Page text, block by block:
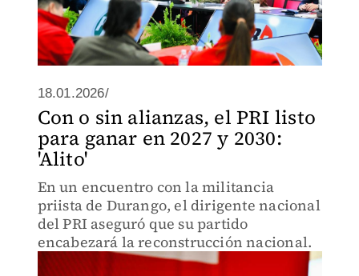
18.01.2026/
Con o sin alianzas, el PRI listo
para ganar en 2027 y 2030:
'Alito'
En un encuentro con la militancia
priista de Durango, el dirigente nacional
del PRI aseguró que su partido
encabezará la reconstrucción nacional.